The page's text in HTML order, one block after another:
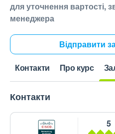
для уточнення вартості,
менеджера
Відправити
Контакти Про курс
Контакти
5